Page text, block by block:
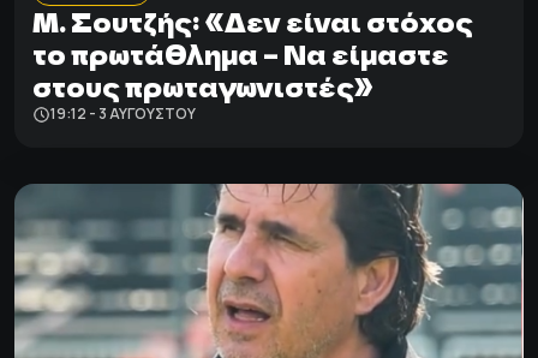
Μ. Σουτζής: «Δεν είναι στόχος
το πρωτάθλημα – Nα είμαστε
στους πρωταγωνιστές»
19:12 - 3 ΑΥΓΟΎΣΤΟΥ